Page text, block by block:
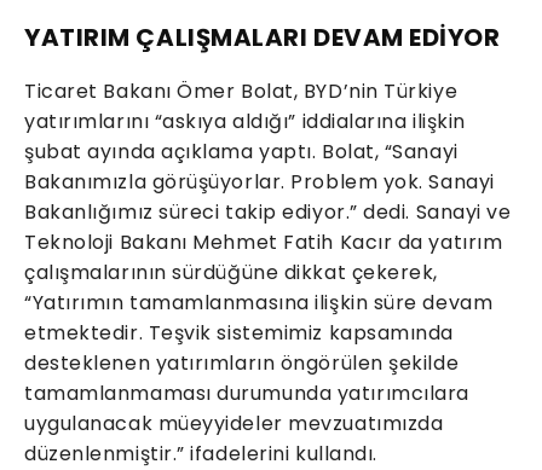
YATIRIM ÇALIŞMALARI DEVAM EDİYOR
Ticaret Bakanı Ömer Bolat, BYD’nin Türkiye
yatırımlarını “askıya aldığı” iddialarına ilişkin
şubat ayında açıklama yaptı. Bolat, “Sanayi
Bakanımızla görüşüyorlar. Problem yok. Sanayi
Bakanlığımız süreci takip ediyor.” dedi. Sanayi ve
Teknoloji Bakanı Mehmet Fatih Kacır da yatırım
çalışmalarının sürdüğüne dikkat çekerek,
“Yatırımın tamamlanmasına ilişkin süre devam
etmektedir. Teşvik sistemimiz kapsamında
desteklenen yatırımların öngörülen şekilde
tamamlanmaması durumunda yatırımcılara
uygulanacak müeyyideler mevzuatımızda
düzenlenmiştir.” ifadelerini kullandı.